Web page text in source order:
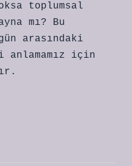
toplumsal
mı? Bu
arasındaki
için